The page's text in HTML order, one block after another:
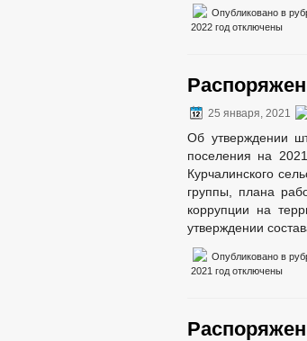
Опубликовано в
2022 год отключены
25 января, 2021
Об утверждении
поселения на
Курчалинского
группы, плана
коррупции на
утверждении
Опубликовано в
2021 год отключены